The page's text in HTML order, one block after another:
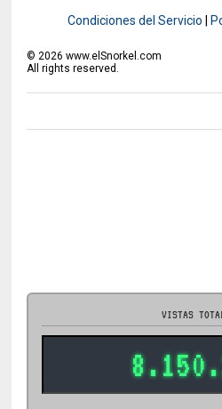
Condiciones del Servicio
© 2026 www.elSnorkel.com
All rights reserved.
VISTAS